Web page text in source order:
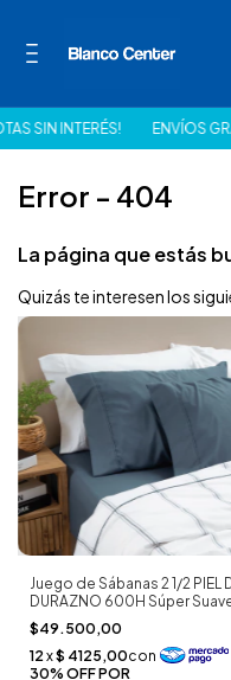
SIN INTERÉS! ENVÍOS
Error - 404
La página que estás
Quizás te interesen los
Juego de Sábanas 2 1/2 PIEL
DURAZNO 600H Súper
Azul Denim Rayadas - Jean
Cartier
$49.500,00